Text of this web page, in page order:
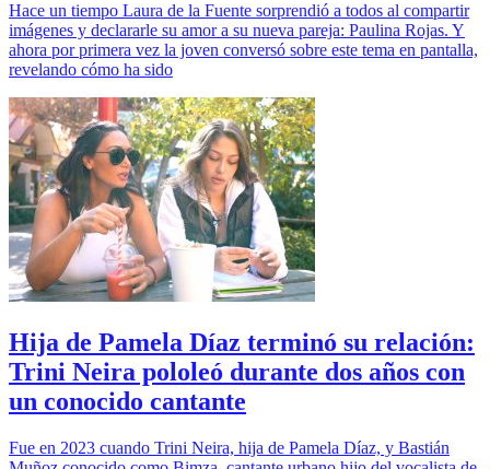
Hace un tiempo Laura de la Fuente sorprendió a todos al compartir
imágenes y declararle su amor a su nueva pareja: Paulina Rojas. Y
ahora por primera vez la joven conversó sobre este tema en pantalla,
revelando cómo ha sido
Hija de Pamela Díaz terminó su relación:
Trini Neira pololeó durante dos años con
un conocido cantante
Fue en 2023 cuando Trini Neira, hija de Pamela Díaz, y Bastián